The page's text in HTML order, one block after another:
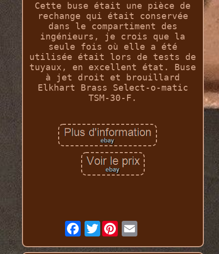
Cette buse était une pièce de
rechange qui était conservée
dans le compartiment des
ingénieurs, je crois que la
seule fois où elle a été
utilisée était lors de tests de
tuyaux, en excellent état. Buse
à jet droit et brouillard
Elkhart Brass Select-o-matic
TSM-30-F.
Twitter